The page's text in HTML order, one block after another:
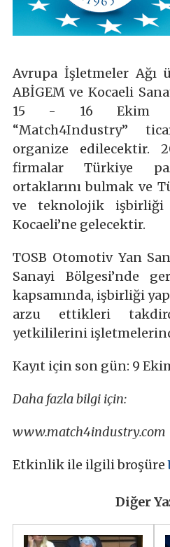
Avrupa İşletmeler Ağı
ABİGEM ve Kocaeli
15 - 16 Ekim
“Match4Industry”
organize edilecektir.
firmalar Türkiye
ortaklarını bulmak ve
ve teknolojik işbirliği
Kocaeli’ne gelecektir.
TOSB Otomotiv Yan
Sanayi Bölgesi’nde
kapsamında, işbirliği
arzu ettikleri
yetkililerini
Kayıt için son gün: 9
Daha fazla bilgi için:
www.match4industry.com
Etkinlik ile ilgili broşüre
Diğer